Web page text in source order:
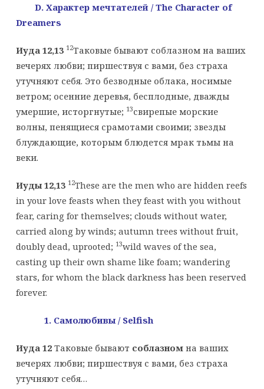
D. Характермечтателей/ The Character of
Dreamers
Иуда 12,13 12Таковые бывают соблазном на ваших
вечерях любви; пиршествуя с вами, без страха
утучняют себя. Это безводные облака, носимые
ветром; осенние деревья, бесплодные, дважды
умершие, исторгнутые; 13свирепые морские
волны, пенящиеся срамотами своими; звезды
блуждающие, которым блюдется мрак тьмы на
веки.
Иуды 12,13 12These are the men who are hidden reefs
in your love feasts when they feast with you without
fear, caring for themselves; clouds without water,
carried along by winds; autumn trees without fruit,
doubly dead, uprooted; 13wild waves of the sea,
casting up their own shame like foam; wandering
stars, for whom the black darkness has been reserved
forever.
1. Самолюбивы / Selfish
Иуда 12 Таковые бывают соблазномна ваших
вечерях любви; пиршествуя с вами, без страха
утучняют себя…